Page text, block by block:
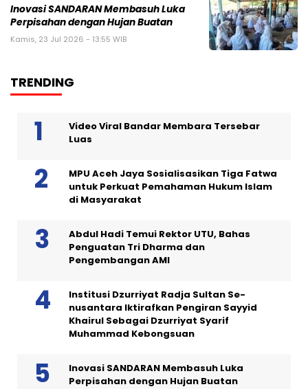
Inovasi SANDARAN Membasuh Luka
Perpisahan dengan Hujan Buatan
Kamis, 23 Jul 2026 - 13:55 WIB
TRENDING
Video Viral Bandar Membara Tersebar
Luas
MPU Aceh Jaya Sosialisasikan Tiga Fatwa
untuk Perkuat Pemahaman Hukum Islam
di Masyarakat
Abdul Hadi Temui Rektor UTU, Bahas
Penguatan Tri Dharma dan
Pengembangan AMI
Institusi Dzurriyat Radja Sultan Se-
nusantara Iktirafkan Pengiran Sayyid
Khairul Sebagai Dzurriyat Syarif
Muhammad Kebongsuan
Inovasi SANDARAN Membasuh Luka
Perpisahan dengan Hujan Buatan